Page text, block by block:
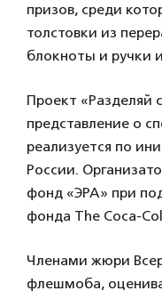
призов, среди
толстовки из
блокноты и ручки
Проект «Разделяй
представление о
реализуется по
России.
фонд «ЭРА» при
фонда The Coca-
Членами жюри
флешмоба,